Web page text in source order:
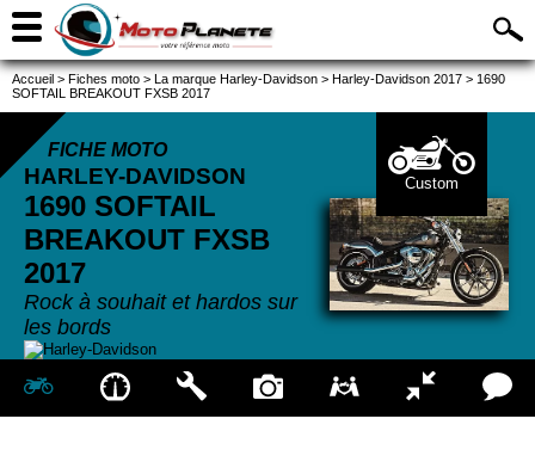
Accueil > Fiches moto > La marque Harley-Davidson > Harley-Davidson 2017 > 1690
SOFTAIL BREAKOUT FXSB 2017
FICHE MOTO
HARLEY-DAVIDSON
1690 SOFTAIL
BREAKOUT FXSB
2017
Rock à souhait et hardos sur
les bords
Custom